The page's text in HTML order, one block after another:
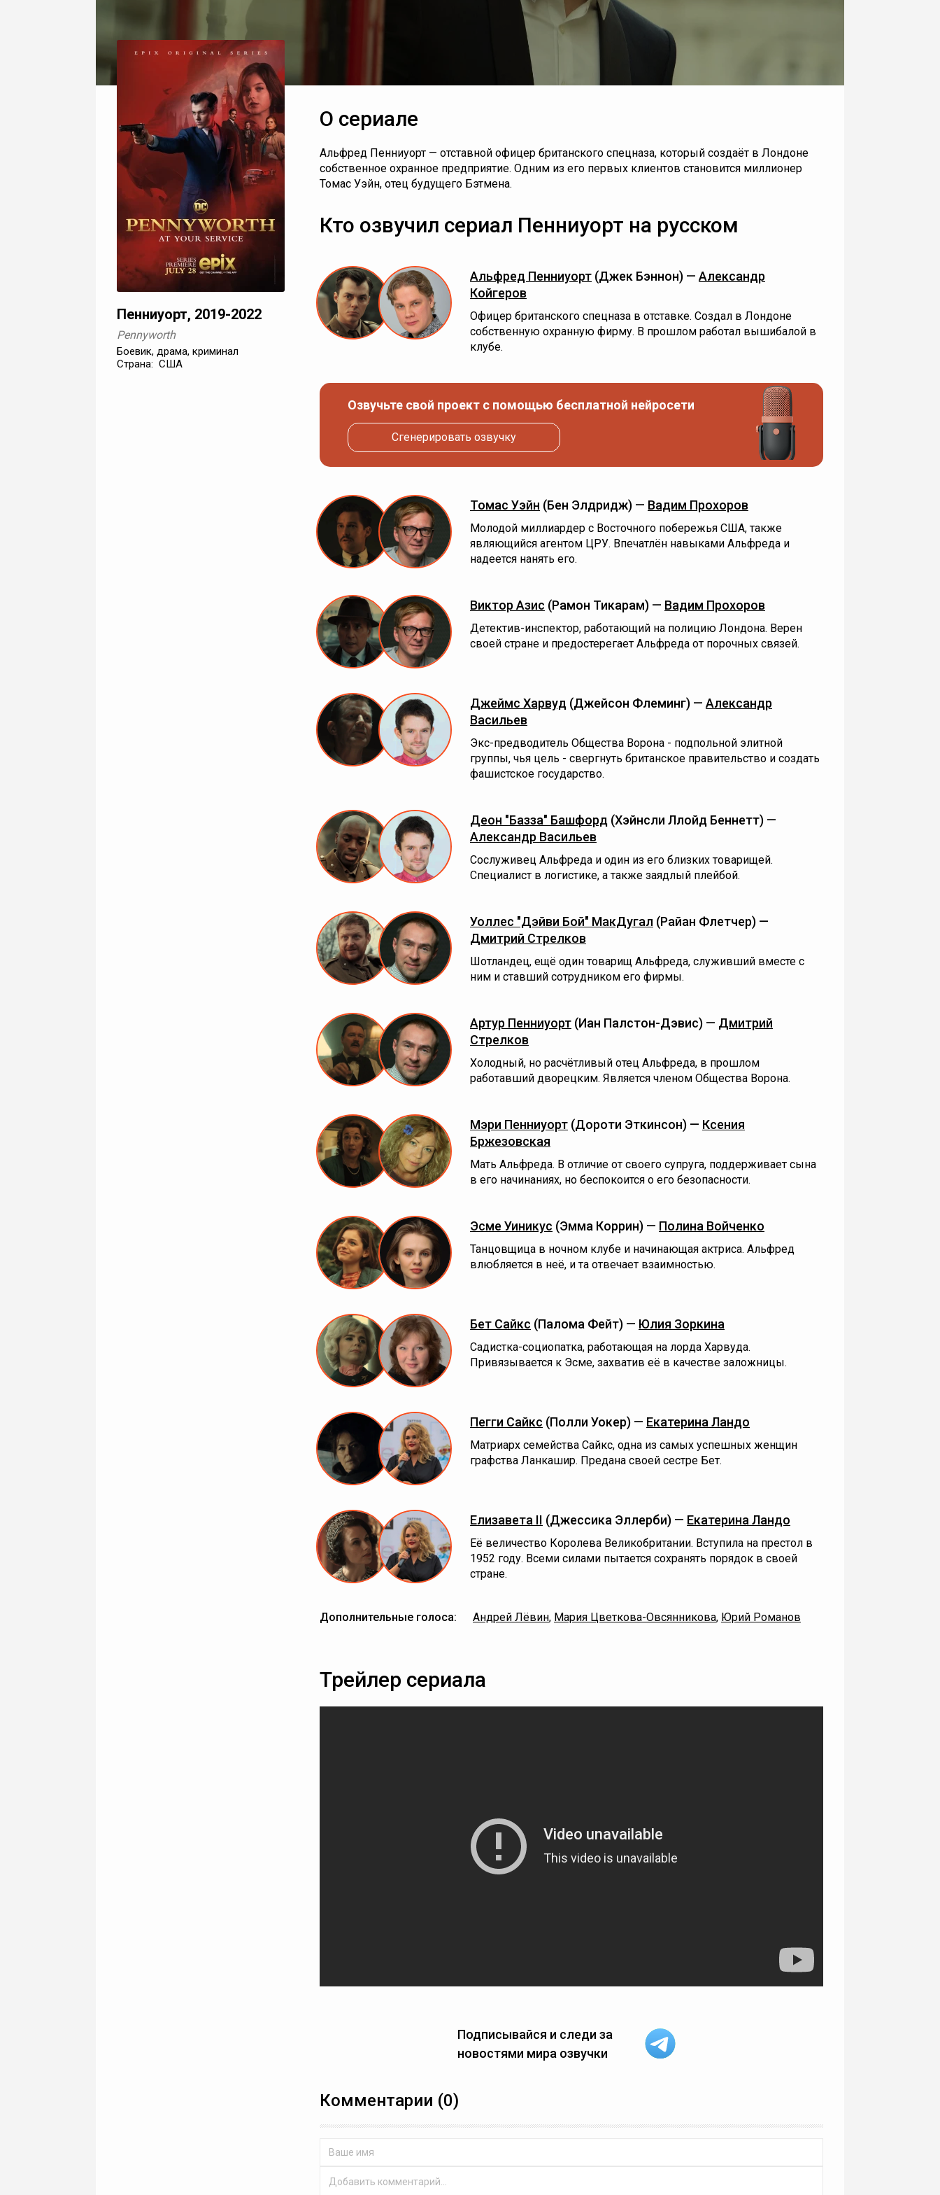
Пенниуорт, 2019-2022
Pennyworth
Боевик, драма, криминал
Страна: США
О сериале
Альфред Пенниуорт — отставной офицер британского спецназа, который создаёт в Лондоне
собственное охранное предприятие. Одним из его первых клиентов становится миллионер
Томас Уэйн, отец будущего Бэтмена.
Кто озвучил сериал Пенниуорт на русском
Альфред Пенниуорт (Джек Бэннон) — Александр
Койгеров
Офицер британского спецназа в отставке. Создал в Лондоне
собственную охранную фирму. В прошлом работал вышибалой в
клубе.
Озвучьте свой проект с помощью бесплатной нейросети
Сгенерировать озвучку
Томас Уэйн (Бен Элдридж) — Вадим Прохоров
Молодой миллиардер с Восточного побережья США, также
являющийся агентом ЦРУ. Впечатлён навыками Альфреда и
надеется нанять его.
Виктор Азис (Рамон Тикарам) — Вадим Прохоров
Детектив-инспектор, работающий на полицию Лондона. Верен
своей стране и предостерегает Альфреда от порочных связей.
Джеймс Харвуд (Джейсон Флеминг) — Александр
Васильев
Экс-предводитель Общества Ворона - подпольной элитной
группы, чья цель - свергнуть британское правительство и создать
фашистское государство.
Деон "Базза" Башфорд (Хэйнсли Ллойд Беннетт) —
Александр Васильев
Сослуживец Альфреда и один из его близких товарищей.
Специалист в логистике, а также заядлый плейбой.
Уоллес "Дэйви Бой" МакДугал (Райан Флетчер) —
Дмитрий Стрелков
Шотландец, ещё один товарищ Альфреда, служивший вместе с
ним и ставший сотрудником его фирмы.
Артур Пенниуорт (Иан Палстон-Дэвис) — Дмитрий
Стрелков
Холодный, но расчётливый отец Альфреда, в прошлом
работавший дворецким. Является членом Общества Ворона.
Мэри Пенниуорт (Дороти Эткинсон) — Ксения
Бржезовская
Мать Альфреда. В отличие от своего супруга, поддерживает сына
в его начинаниях, но беспокоится о его безопасности.
Эсме Уиникус (Эмма Коррин) — Полина Войченко
Танцовщица в ночном клубе и начинающая актриса. Альфред
влюбляется в неё, и та отвечает взаимностью.
Бет Сайкс (Палома Фейт) — Юлия Зоркина
Садистка-социопатка, работающая на лорда Харвуда.
Привязывается к Эсме, захватив её в качестве заложницы.
Пегги Сайкс (Полли Уокер) — Екатерина Ландо
Матриарх семейства Сайкс, одна из самых успешных женщин
графства Ланкашир. Предана своей сестре Бет.
Елизавета II (Джессика Эллерби) — Екатерина Ландо
Её величество Королева Великобритании. Вступила на престол в
1952 году. Всеми силами пытается сохранять порядок в своей
стране.
Дополнительные голоса: Андрей Лёвин, Мария Цветкова-Овсянникова, Юрий Романов
Трейлер сериала
Подписывайся и следи за
новостями мира озвучки
Комментарии (0)